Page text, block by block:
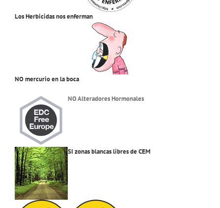
Los Herbicidas nos enferman
NO mercurio en la boca
NO Alteradores Hormonales
SI zonas blancas libres de CEM